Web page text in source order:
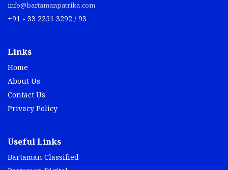
info@bartamanpatrika.com
+91 - 33 2251 3292 / 93
Links
Home
About Us
Contact Us
Privacy Policy
Useful Links
Bartaman Classified